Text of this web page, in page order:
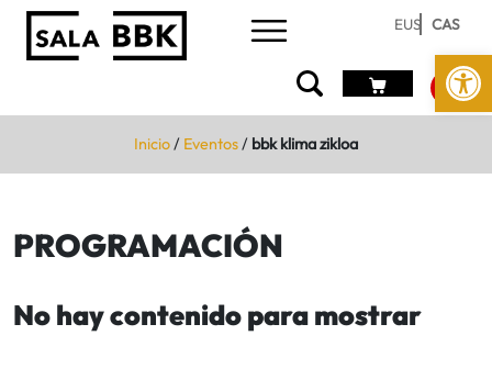
Abrir
EUS CAS
Inicio/ Eventos/ bbk klima zikloa
PROGRAMACIÓN
No hay contenido para mostrar